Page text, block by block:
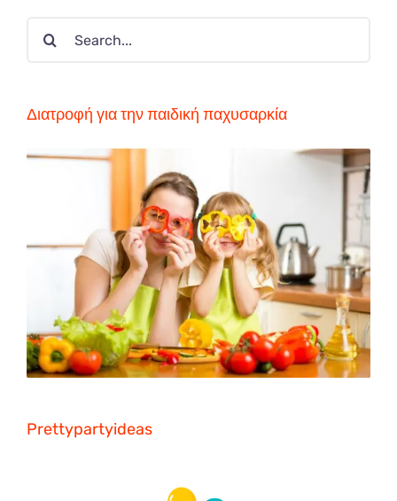
Search
Διατροφή για την παιδική παχυσαρκία
Prettypartyideas